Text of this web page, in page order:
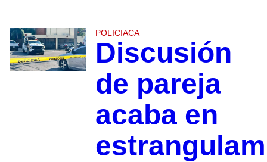
POLICIACA
Discusión
de pareja
acaba en